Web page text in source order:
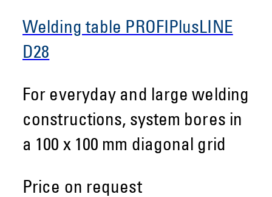
Welding table PROFIPlusLINE
D28
For everyday and large welding
constructions, system bores in
a 100 x 100 mm diagonal grid
Price on request